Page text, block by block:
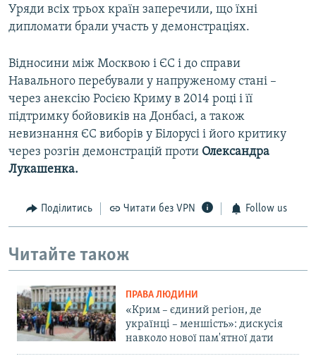
Уряди всіх трьох країн заперечили, що їхні
дипломати брали участь у демонстраціях.
Відносини між Москвою і ЄС і до справи
Навального перебували у напруженому стані –
через анексію Росією Криму в 2014 році і її
підтримку бойовиків на Донбасі, а також
невизнання ЄС виборів у Білорусі і його критику
через розгін демонстрацій проти Олександра
Лукашенка.
Поділитись Читати без VPN Follow us
Читайте також
ПРАВА ЛЮДИНИ
«Крим – єдиний регіон, де
українці – меншість»: дискусія
навколо нової пам'ятної дати